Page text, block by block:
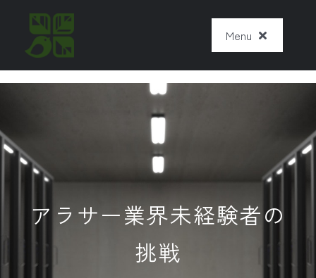
content
Menu
アラサー業界未経験者の
挑戦